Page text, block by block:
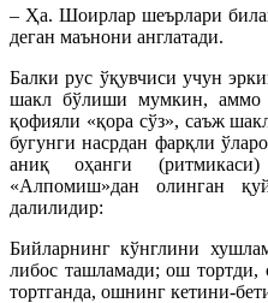
– Ҳа. Шоирлар шеърлари
деган маънони англатади.
Балки рус ўқувчиси учун
шакл бўлиши мумкин, аммо
қофияли «қора сўз», саъж
бугунги насрдан фарқли
аниқ оҳанги
«Алпомиш»дан олинган
далилидир:
Бийларнинг кўнглини
либос ташламади; ош
тортганда, ошнинг кетини-